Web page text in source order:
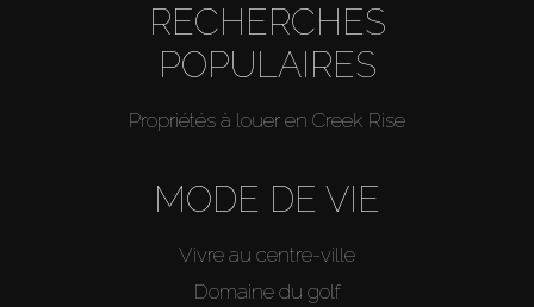
RECHERCHES
POPULAIRES
Propriétés à louer en Creek Rise
MODE DE VIE
Vivre au centre-ville
Domaine du golf